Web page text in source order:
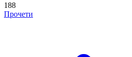
188
Прочети